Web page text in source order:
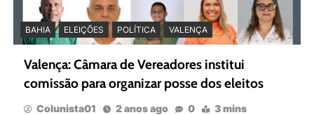
BAHIA ELEIÇÕES POLÍTICA VALENÇA
Valença: Câmara de Vereadores institui
comissão para organizar posse dos eleitos
Colunista01 2 anos ago 0 3 mins